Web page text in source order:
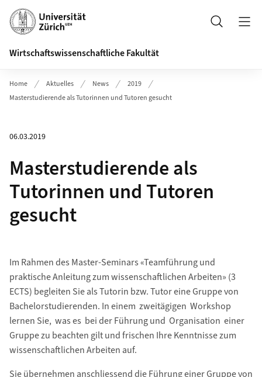
Header
Suche
Wirtschaftswissenschaftliche Fakultät
Home Aktuelles News
2019
Masterstudierende als Tutorinnen und Tutoren gesucht
06.03.2019
Masterstudierende als
Tutorinnen und Tutoren
gesucht
Im Rahmen des Master-Seminars «Teamführung und
praktische Anleitung zum wissenschaftlichen Arbeiten» (3
ECTS) begleiten Sie als Tutorin bzw. Tutor eine Gruppe von
Bachelorstudierenden. In einem zweitägigen Workshop
lernen Sie, was es bei der Führung und Organisation einer
Gruppe zu beachten gilt und frischen Ihre Kenntnisse zum
wissenschaftlichen Arbeiten auf.
Sie übernehmen anschliessend die Führung einer Gruppe von